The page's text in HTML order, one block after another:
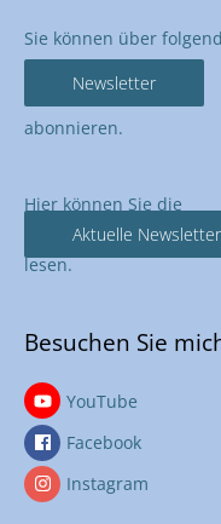
Sie können über
Newsletter
abonnieren.
Hier können Sie die
Aktuelle Newsletter
lesen.
Besuchen Sie
YouTube
Facebook
Instagram